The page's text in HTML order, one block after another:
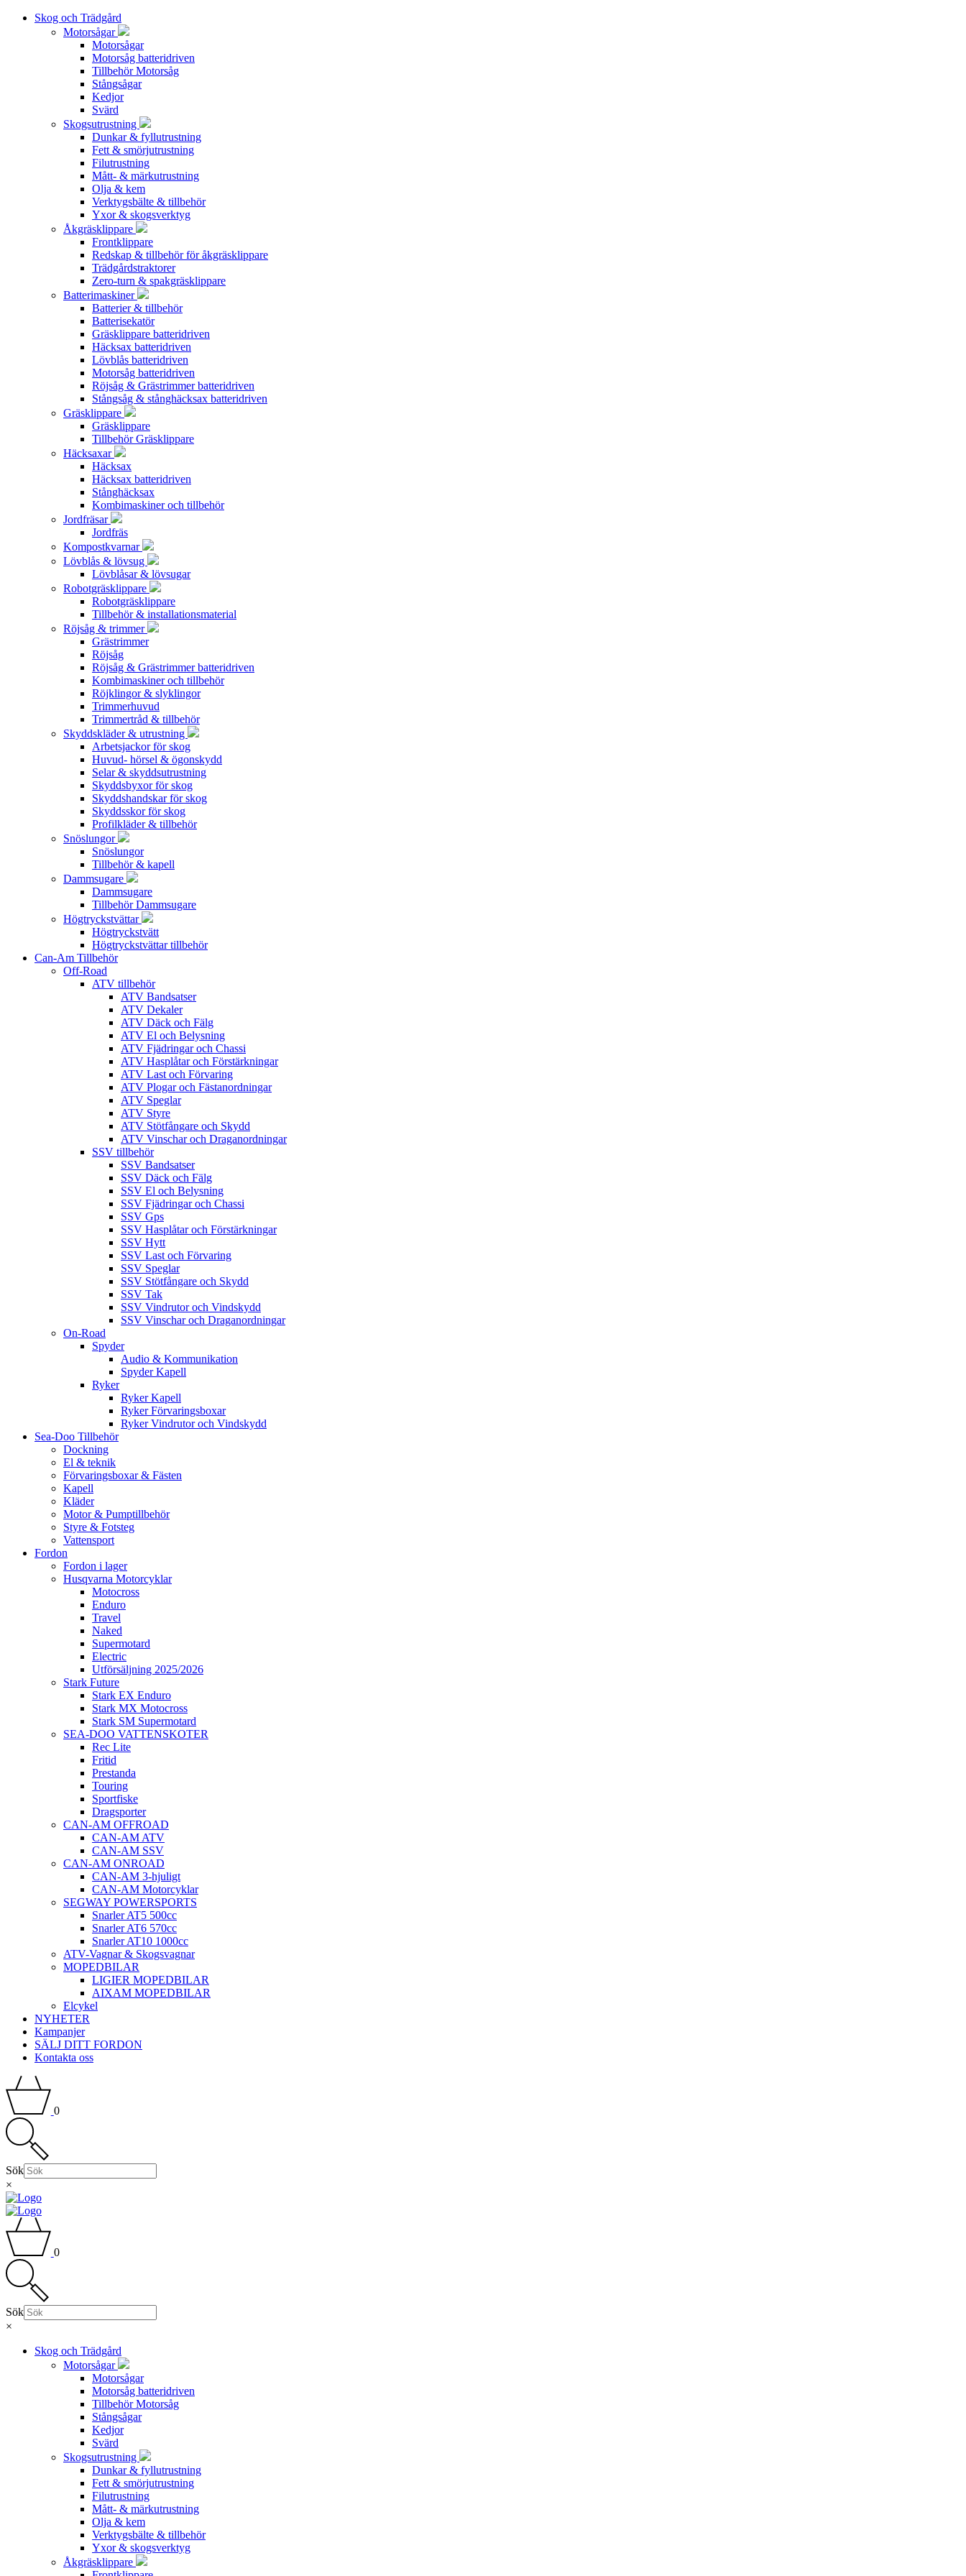
Skog och Trädgård
Motorsågar
Motorsågar
Motorsåg batteridriven
Tillbehör Motorsåg
Stångsågar
Kedjor
Svärd
Skogsutrustning
Dunkar & fyllutrustning
Fett & smörjutrustning
Filutrustning
Mått- & märkutrustning
Olja & kem
Verktygsbälte & tillbehör
Yxor & skogsverktyg
Åkgräsklippare
Frontklippare
Redskap & tillbehör för åkgräsklippare
Trädgårdstraktorer
Zero-turn & spakgräsklippare
Batterimaskiner
Batterier & tillbehör
Batterisekatör
Gräsklippare batteridriven
Häcksax batteridriven
Lövblås batteridriven
Motorsåg batteridriven
Röjsåg & Grästrimmer batteridriven
Stångsåg & stånghäcksax batteridriven
Gräsklippare
Gräsklippare
Tillbehör Gräsklippare
Häcksaxar
Häcksax
Häcksax batteridriven
Stånghäcksax
Kombimaskiner och tillbehör
Jordfräsar
Jordfräs
Kompostkvarnar
Lövblås & lövsug
Lövblåsar & lövsugar
Robotgräsklippare
Robotgräsklippare
Tillbehör & installationsmaterial
Röjsåg & trimmer
Grästrimmer
Röjsåg
Röjsåg & Grästrimmer batteridriven
Kombimaskiner och tillbehör
Röjklingor & slyklingor
Trimmerhuvud
Trimmertråd & tillbehör
Skyddskläder & utrustning
Arbetsjackor för skog
Huvud- hörsel & ögonskydd
Selar & skyddsutrustning
Skyddsbyxor för skog
Skyddshandskar för skog
Skyddsskor för skog
Profilkläder & tillbehör
Snöslungor
Snöslungor
Tillbehör & kapell
Dammsugare
Dammsugare
Tillbehör Dammsugare
Högtryckstvättar
Högtryckstvätt
Högtryckstvättar tillbehör
Can-Am Tillbehör
Off-Road
ATV tillbehör
ATV Bandsatser
ATV Dekaler
ATV Däck och Fälg
ATV El och Belysning
ATV Fjädringar och Chassi
ATV Hasplåtar och Förstärkningar
ATV Last och Förvaring
ATV Plogar och Fästanordningar
ATV Speglar
ATV Styre
ATV Stötfångare och Skydd
ATV Vinschar och Draganordningar
SSV tillbehör
SSV Bandsatser
SSV Däck och Fälg
SSV El och Belysning
SSV Fjädringar och Chassi
SSV Gps
SSV Hasplåtar och Förstärkningar
SSV Hytt
SSV Last och Förvaring
SSV Speglar
SSV Stötfångare och Skydd
SSV Tak
SSV Vindrutor och Vindskydd
SSV Vinschar och Draganordningar
On-Road
Spyder
Audio & Kommunikation
Spyder Kapell
Ryker
Ryker Kapell
Ryker Förvaringsboxar
Ryker Vindrutor och Vindskydd
Sea-Doo Tillbehör
Dockning
El & teknik
Förvaringsboxar & Fästen
Kapell
Kläder
Motor & Pumptillbehör
Styre & Fotsteg
Vattensport
Fordon
Fordon i lager
Husqvarna Motorcyklar
Motocross
Enduro
Travel
Naked
Supermotard
Electric
Utförsäljning 2025/2026
Stark Future
Stark EX Enduro
Stark MX Motocross
Stark SM Supermotard
SEA-DOO VATTENSKOTER
Rec Lite
Fritid
Prestanda
Touring
Sportfiske
Dragsporter
CAN-AM OFFROAD
CAN-AM ATV
CAN-AM SSV
CAN-AM ONROAD
CAN-AM 3-hjuligt
CAN-AM Motorcyklar
SEGWAY POWERSPORTS
Snarler AT5 500cc
Snarler AT6 570cc
Snarler AT10 1000cc
ATV-Vagnar & Skogsvagnar
MOPEDBILAR
LIGIER MOPEDBILAR
AIXAM MOPEDBILAR
Elcykel
NYHETER
Kampanjer
SÄLJ DITT FORDON
Kontakta oss
0
Sök
×
0
Sök
×
Skog och Trädgård
Motorsågar
Motorsågar
Motorsåg batteridriven
Tillbehör Motorsåg
Stångsågar
Kedjor
Svärd
Skogsutrustning
Dunkar & fyllutrustning
Fett & smörjutrustning
Filutrustning
Mått- & märkutrustning
Olja & kem
Verktygsbälte & tillbehör
Yxor & skogsverktyg
Åkgräsklippare